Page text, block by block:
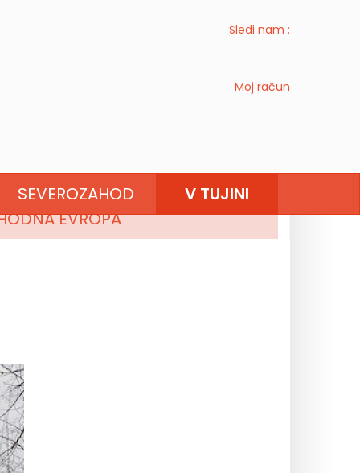
Sledi nam :
Moj račun
SEVEROZAHOD V TUJINI
JUŽNA EVROPA
EVROPA